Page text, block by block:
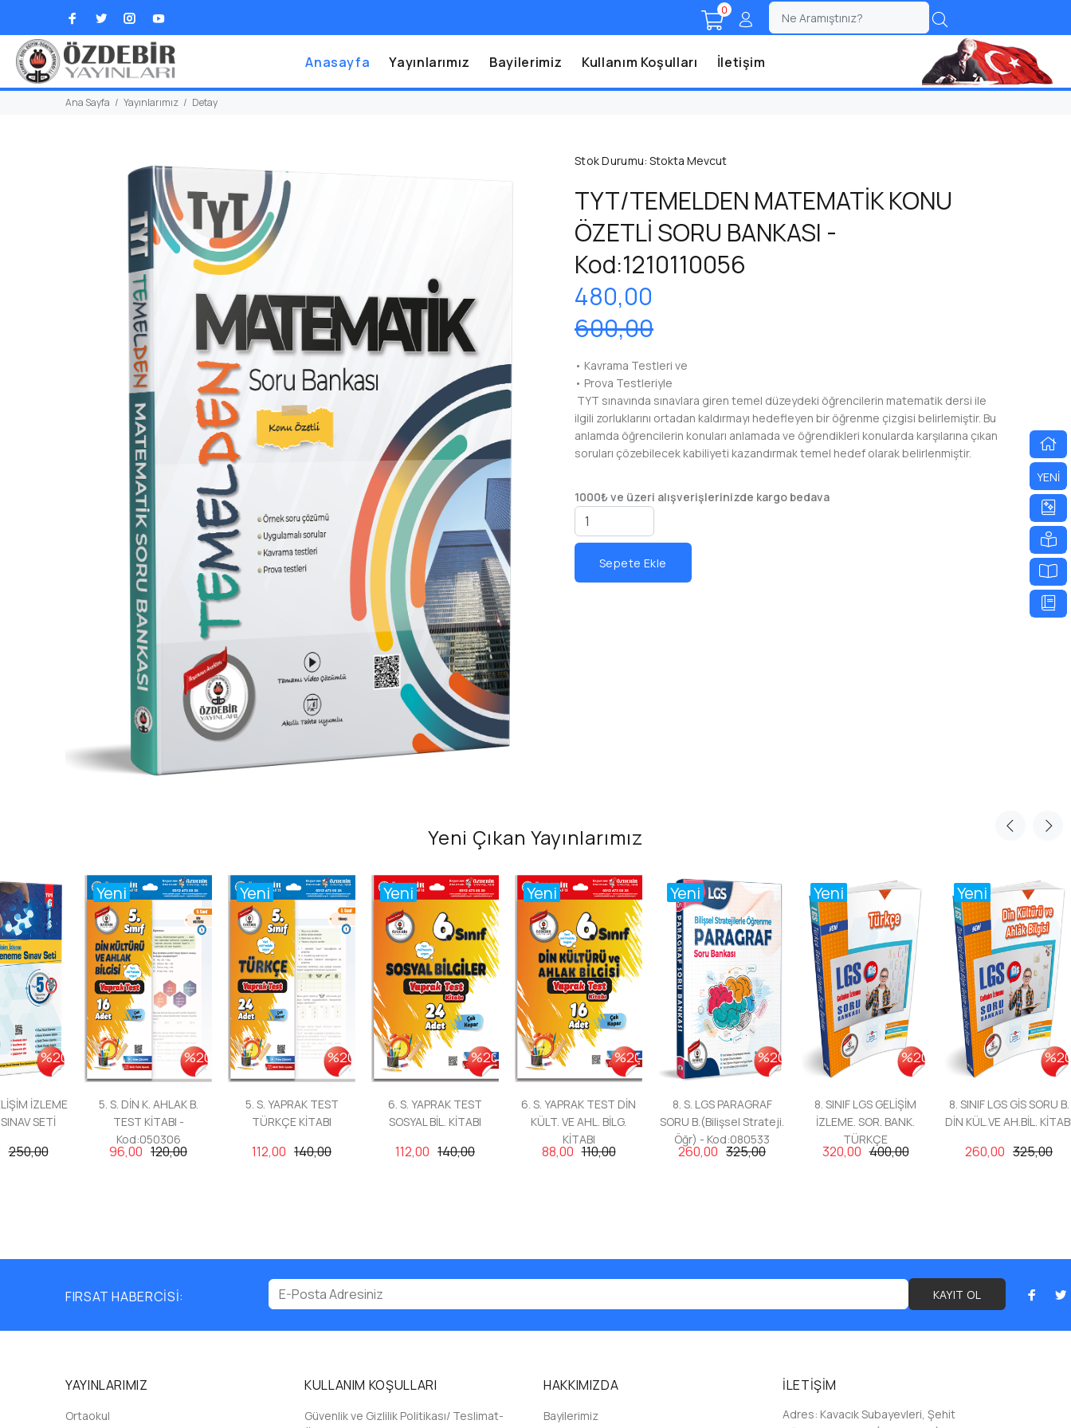
0;
Anasayfa Yayınlarımız Bayilerimiz Kullanım Koşulları İletişim
Ana Sayfa Yayınlarımız Detay
Stok Durumu: Stokta Mevcut
TYT/TEMELDEN MATEMATİK KONU
ÖZETLİ SORU BANKASI -
Kod:1210110056
480,00
600,00
• Kavrama Testleri ve
• Prova Testleriyle
TYT sınavında sınavlara giren temel düzeydeki öğrencilerin matematik dersi ile
ilgili zorluklarını ortadan kaldırmayı hedefleyen bir öğrenme çizgisi belirlemiştir. Bu
anlamda öğrencilerin konuları anlamada ve öğrendikleri konularda karşılarına çıkan
soruları çözebilecek kabiliyeti kazandırmak temel hedef olarak belirlenmiştir.
1000₺ ve üzeri alışverişlerinizde kargo bedava
Sepete Ekle
Yeni Çıkan Yayınlarımız
%20
İZLEME
SETİ
250,00
%20
Yeni
5. S. DİN K. AHLAK B.
TEST KİTABI -
Kod:050306
96,00 120,00
%20
Yeni
5. S. YAPRAK TEST
TÜRKÇE KİTABI
112,00 140,00
%20
Yeni
6. S. YAPRAK TEST
SOSYAL BİL. KİTABI
112,00 140,00
%20
Yeni
6. S. YAPRAK TEST DİN
KÜLT. VE AHL. BİLG.
KİTABI
88,00 110,00
%20
Yeni
8. S. LGS PARAGRAF
SORU B.(Bilişsel Strateji.
Öğr) - Kod:080533
260,00 325,00
%20
Yeni
8. SINIF LGS GELİŞİM
İZLEME. SOR. BANK.
TÜRKÇE
320,00 400,00
Yeni
8. SINIF LGS GİS SORU B.
DİN KÜL.VE AH.BİL.
260,00 325,00
FIRSAT HABERCİSİ: KAYIT OL
YAYINLARIMIZ
Ortaokul
KULLANIM KOŞULLARI
Güvenlik ve Gizlilik Politikası/ Teslimat-
HAKKIMIZDA
Bayilerimiz
İLETİŞİM
Adres: Kavacık Subayevleri, Şehit
YENİ